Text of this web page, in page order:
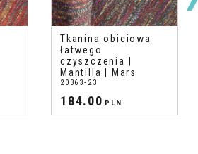
Tkanina obiciowa
łatwego
czyszczenia |
Mantilla | Mars
20363-23
184.00 PLN